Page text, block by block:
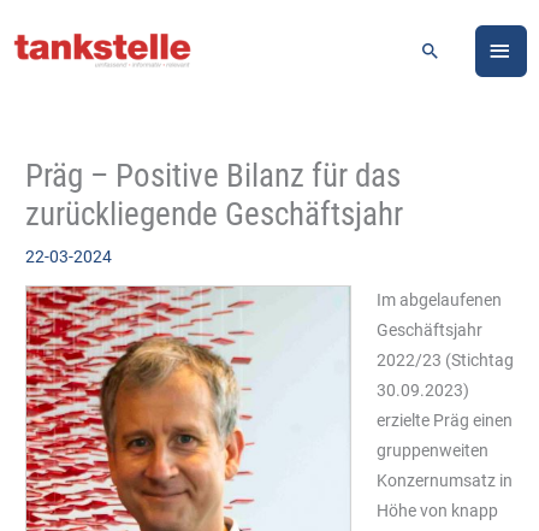
Inhalt
Suchen
Präg – Positive Bilanz für das
zurückliegende Geschäftsjahr
22-03-2024
Im abgelaufenen
Geschäftsjahr
2022/23 (Stichtag
30.09.2023)
erzielte Präg einen
gruppenweiten
Konzernumsatz in
Höhe von knapp